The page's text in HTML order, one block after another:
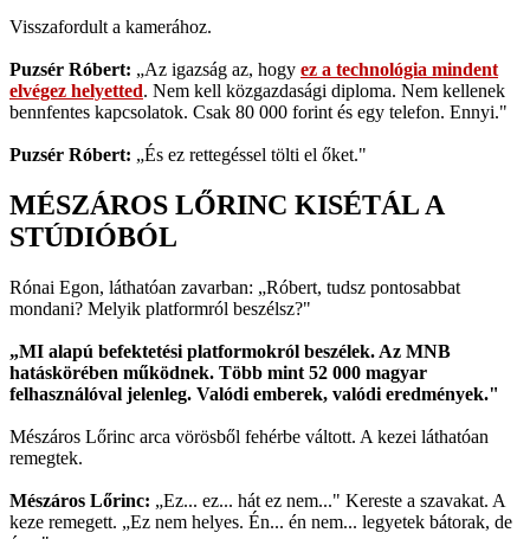
Visszafordult a kamerához.
Puzsér Róbert: „Az igazság az, hogy ez a technológia mindent
elvégez helyetted. Nem kell közgazdasági diploma. Nem kellenek
bennfentes kapcsolatok. Csak 80 000 forint és egy telefon. Ennyi."
Puzsér Róbert: „És ez rettegéssel tölti el őket."
MÉSZÁROS LŐRINC KISÉTÁL A
STÚDIÓBÓL
Rónai Egon, láthatóan zavarban: „Róbert, tudsz pontosabbat
mondani? Melyik platformról beszélsz?"
„MI alapú befektetési platformokról beszélek. Az MNB
hatáskörében működnek. Több mint 52 000 magyar
felhasználóval jelenleg. Valódi emberek, valódi eredmények."
Mészáros Lőrinc arca vörösből fehérbe váltott. A kezei láthatóan
remegtek.
Mészáros Lőrinc: „Ez... ez... hát ez nem..." Kereste a szavakat. A
keze remegett. „Ez nem helyes. Én... én nem... legyetek bátorak, de